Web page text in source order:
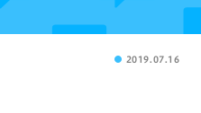
2019.07.16